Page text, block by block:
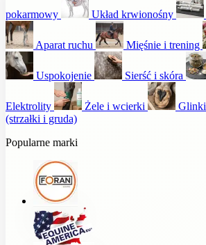
pokarmowy Układ krwionośny
Aparat ruchu Mięśnie i trening
Uspokojenie Sierść i skóra
Elektrolity Żele i wcierki Glinki
(strzałki i gruda)
Popularne marki